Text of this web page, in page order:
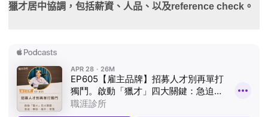
獵才居中協調，包括薪資、人品、以及reference check。